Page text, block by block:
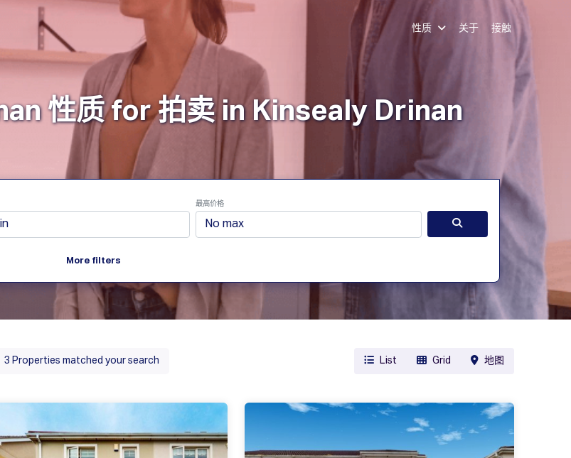
性质 关于 接触
性质 for 拍卖 in Kinsealy Drinan
最高价格
More filters
3 Properties matched your search List Grid 地图